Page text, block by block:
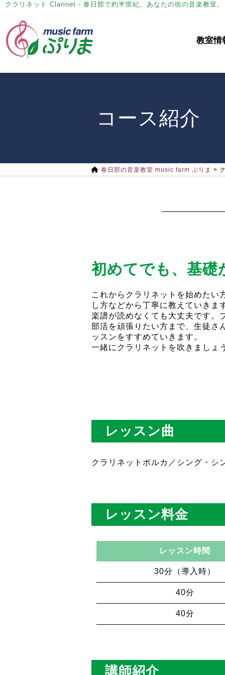
クラリネット Clarinet - 春日部で約半世紀。あなたの街の音楽教室
教室情
コース紹介
春日部の音楽教室 music farm ぷりま >
初めてでも、基礎
これからクラリネットを始めたい
し方などから丁寧に教えていきま
楽譜が読めなくても大丈夫です。
部活を頑張りたい方まで、生徒さ
ッスンをすすめていきます。
一緒にクラリネットを吹きましょ
レッスン曲
クラリネットポルカ／シング・シ
レッスン料金
レッスン時間
30分（導入時）
40分
40分
講師紹介